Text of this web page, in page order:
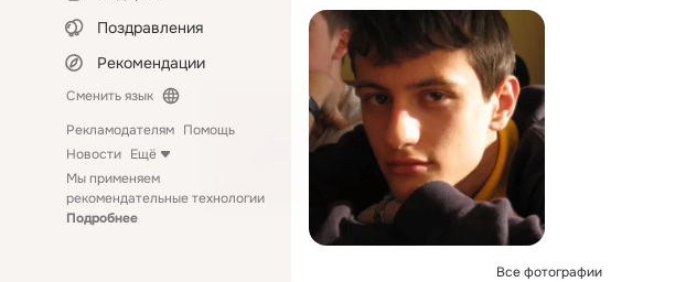
Поздравления
Рекомендации
Сменить язык
Рекламодателям Помощь
Новости Ещё
Мы применяем
рекомендательные технологии
Подробнее
Все фотографии